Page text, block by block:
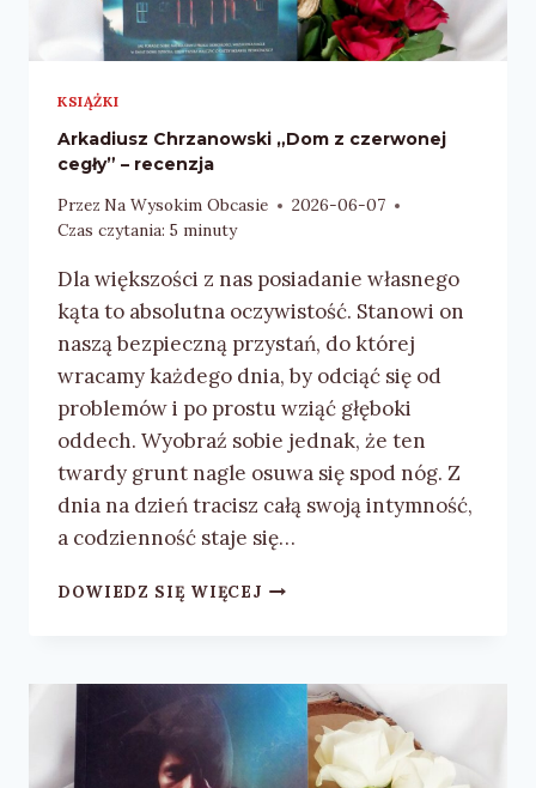
KSIĄŻKI
Arkadiusz Chrzanowski „Dom z czerwonej
cegły” – recenzja
Przez Na Wysokim Obcasie
2026-06-07
Czas czytania: 5 minuty
Dla większości z nas posiadanie własnego
kąta to absolutna oczywistość. Stanowi on
naszą bezpieczną przystań, do której
wracamy każdego dnia, by odciąć się od
problemów i po prostu wziąć głęboki
oddech. Wyobraź sobie jednak, że ten
twardy grunt nagle osuwa się spod nóg. Z
dnia na dzień tracisz całą swoją intymność,
a codzienność staje się…
DOWIEDZ SIĘ WIĘCEJARKADIUSZ
CZERWONEJ
CEGŁY”
RECENZJA